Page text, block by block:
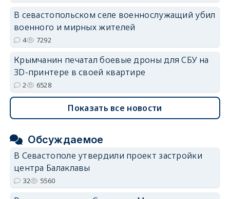
В севастопольском селе военнослужащий убил
военного и мирных жителей
4 7292
Крымчанин печатал боевые дроны для СБУ на
3D-принтере в своей квартире
2 6528
Показать все новости
Обсуждаемое
В Севастополе утвердили проект застройки
центра Балаклавы
32 5560